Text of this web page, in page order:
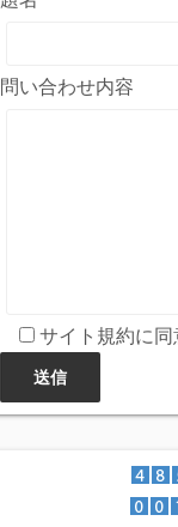
問い合わせ内容
サイト規約に同